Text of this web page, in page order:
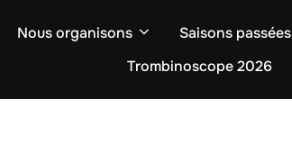
Nous organisons Saisons passées
Trombinoscope 2026